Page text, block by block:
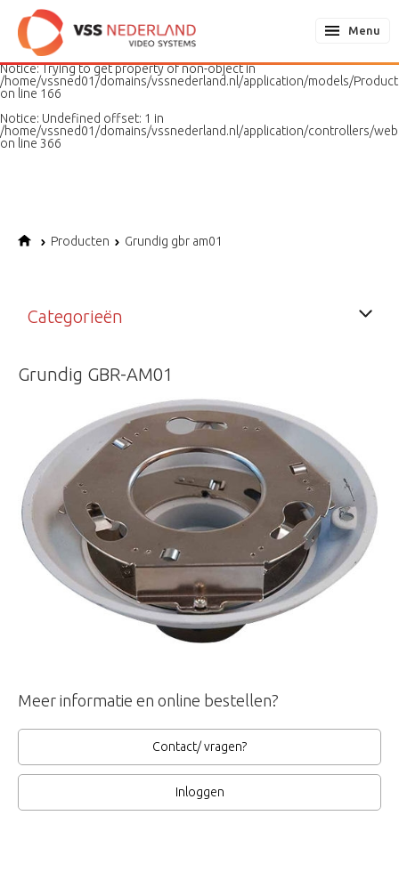
Notice: Undefined variable: page in
/home/vssned01/domains/vssnederland.nl/application/models/
on line
187
Notice: Trying to get property of non-object in
/home/vssned01/domains/vssnederland.nl/application/models/
on line 166
Notice: Undefined offset: 1 in
/home/vssned01/domains/vssnederland.nl/application/controllers/
on line 366
Menu
Producten Grundig gbr am01
Categorieën
Grundig GBR-AM01
Meer informatie en online bestellen?
Contact/ vragen?
Inloggen